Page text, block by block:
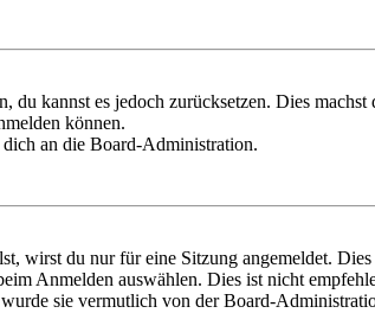
kannst es jedoch zurücksetzen. Dies
können.
an die Board-Administration.
wirst du nur für eine Sitzung angemeldet.
Anmelden auswählen. Dies ist nicht
sie vermutlich von der Board-